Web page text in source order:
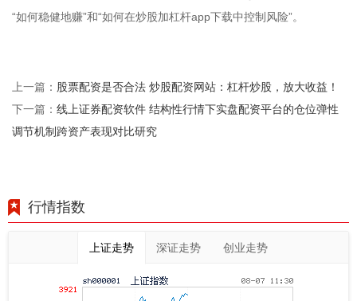
“如何稳健地赚”和“如何在炒股加杠杆app下载中控制风险”。
上一篇： 股票配资是否合法 炒股配资网站：杠杆炒股，放大收益！
下一篇： 线上证券配资软件 结构性行情下实盘配资平台的仓位弹性
调节机制跨资产表现对比研究
行情指数
上证走势 深证走势 创业走势